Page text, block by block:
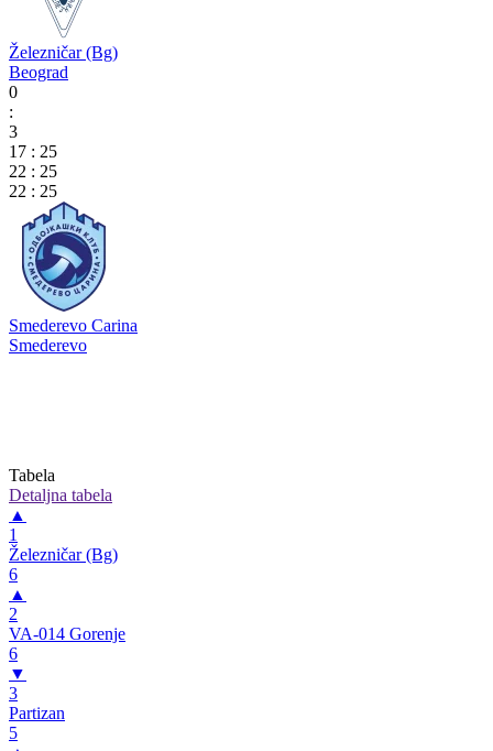
Železničar (Bg)
Beograd
0
:
3
17 : 25
22 : 25
22 : 25
Smederevo Carina
Smederevo
Tabela
Detaljna tabela
▲
1
Železničar (Bg)
6
▲
2
VA-014 Gorenje
6
▼
3
Partizan
5